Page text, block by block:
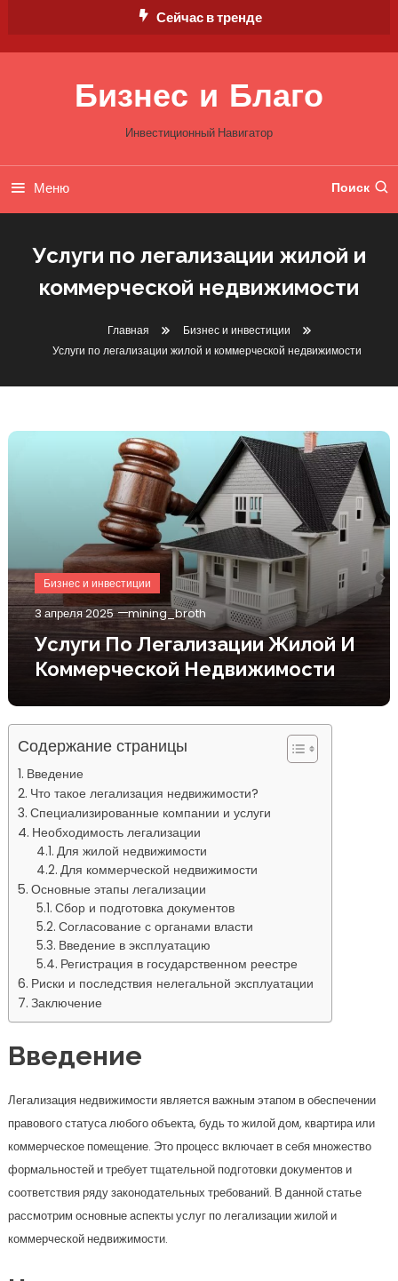
Сейчас в тренде
Бизнес и Благо
Инвестиционный Навигатор
Меню Поиск
Услуги по легализации жилой и
коммерческой недвижимости
Главная
Бизнес и инвестиции
Услуги по легализации жилой и коммерческой недвижимости
Бизнес и инвестиции
3 апреля 2025 mining_broth
Услуги По Легализации Жилой И
Коммерческой Недвижимости
Содержание страницы
Введение
Что такое легализация недвижимости?
Специализированные компании и услуги
Необходимость легализации
Для жилой недвижимости
Для коммерческой недвижимости
Основные этапы легализации
Сбор и подготовка документов
Согласование с органами власти
Введение в эксплуатацию
Регистрация в государственном реестре
Риски и последствия нелегальной эксплуатации
Заключение
Введение
Легализация недвижимости является важным этапом в обеспечении
правового статуса любого объекта, будь то жилой дом, квартира или
коммерческое помещение. Это процесс включает в себя множество
формальностей и требует тщательной подготовки документов и
соответствия ряду законодательных требований. В данной статье
рассмотрим основные аспекты услуг по легализации жилой и
коммерческой недвижимости.